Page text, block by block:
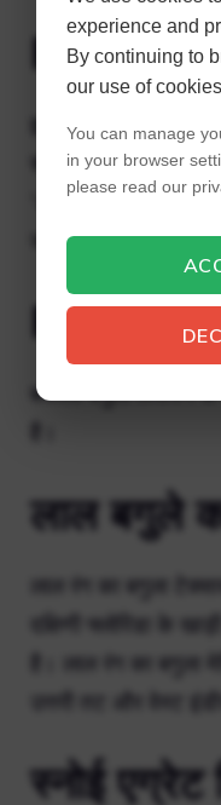
experience and
By continuing to
our use of
You can manage
in your browser
please read our
Rdr2 में
इसे सेंट डेनिस के
संग्रह के अनुसार,
“आमतौर पर चट्टानों
जमीन पर और पेड़ों पर
Rdr2 में
बर्फीला बगुला लेमोयने
लाल बगुले
लाल रंग का बगुला
दक्षिणी फ्लोरिडा के
है। लाल रंग का बगुला
उत्तरी तट और वेस्ट
स्नोई